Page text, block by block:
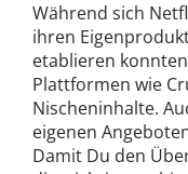
Während sich
ihren
etablieren
Plattformen wie
Nischeninhalte.
eigenen
Damit Du den